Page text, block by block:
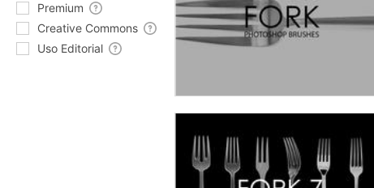
Premium
Creative Commons
Uso Editorial